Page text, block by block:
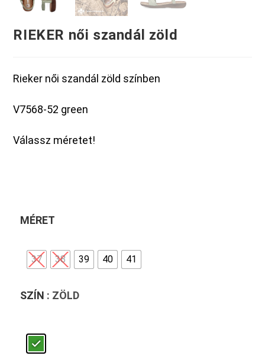
RIEKER női szandál zöld
Rieker női szandál zöld színben
V7568-52 green
Válassz méretet!
MÉRET
37 38 39 40 41
SZÍN : ZÖLD